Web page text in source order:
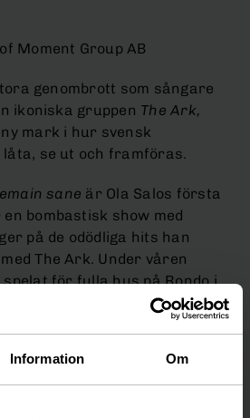
Information Om
Moment Group AB
genombrott som sångare
ikoniska gruppen The Ark,
mark i hur svensk
se ut och framföras.
sane är Ola Salos första
bombastisk show med
på de odödliga hits han
The Ark. Under våren
för fulla hus på Rondo i
hyllats av såväl publik som
september 2019 tar Ola
scen i Stockholm.